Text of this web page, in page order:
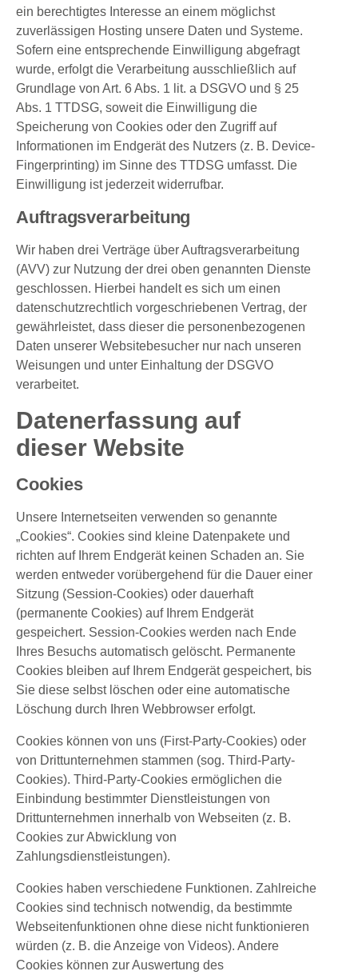
ein berechtigtes Interesse an einem möglichst
zuverlässigen Hosting unsere Daten und Systeme.
Sofern eine entsprechende Einwilligung abgefragt
wurde, erfolgt die Verarbeitung ausschließlich auf
Grundlage von Art. 6 Abs. 1 lit. a DSGVO und § 25
Abs. 1 TTDSG, soweit die Einwilligung die
Speicherung von Cookies oder den Zugriff auf
Informationen im Endgerät des Nutzers (z. B. Device-
Fingerprinting) im Sinne des TTDSG umfasst. Die
Einwilligung ist jederzeit widerrufbar.
Auftragsverarbeitung
Wir haben drei Verträge über Auftragsverarbeitung
(AVV) zur Nutzung der drei oben genannten Dienste
geschlossen. Hierbei handelt es sich um einen
datenschutzrechtlich vorgeschriebenen Vertrag, der
gewährleistet, dass dieser die personenbezogenen
Daten unserer Websitebesucher nur nach unseren
Weisungen und unter Einhaltung der DSGVO
verarbeitet.
Datenerfassung auf
dieser Website
Cookies
Unsere Internetseiten verwenden so genannte
„Cookies“. Cookies sind kleine Datenpakete und
richten auf Ihrem Endgerät keinen Schaden an. Sie
werden entweder vorübergehend für die Dauer einer
Sitzung (Session-Cookies) oder dauerhaft
(permanente Cookies) auf Ihrem Endgerät
gespeichert. Session-Cookies werden nach Ende
Ihres Besuchs automatisch gelöscht. Permanente
Cookies bleiben auf Ihrem Endgerät gespeichert, bis
Sie diese selbst löschen oder eine automatische
Löschung durch Ihren Webbrowser erfolgt.
Cookies können von uns (First-Party-Cookies) oder
von Drittunternehmen stammen (sog. Third-Party-
Cookies). Third-Party-Cookies ermöglichen die
Einbindung bestimmter Dienstleistungen von
Drittunternehmen innerhalb von Webseiten (z. B.
Cookies zur Abwicklung von
Zahlungsdienstleistungen).
Cookies haben verschiedene Funktionen. Zahlreiche
Cookies sind technisch notwendig, da bestimmte
Webseitenfunktionen ohne diese nicht funktionieren
würden (z. B. die Anzeige von Videos). Andere
Cookies können zur Auswertung des